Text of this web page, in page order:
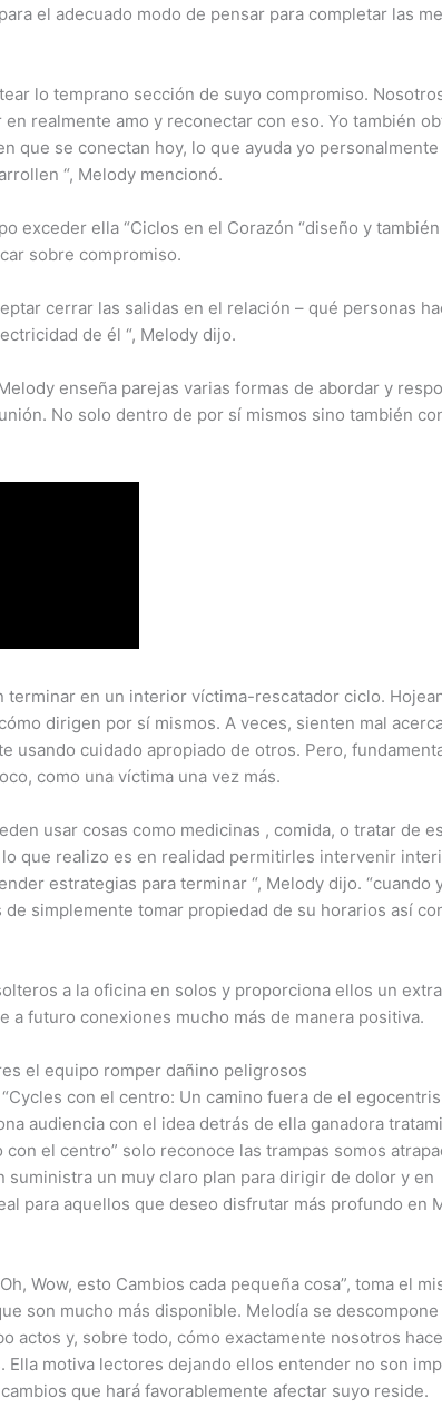
el adecuado modo de pensar para completar las
lo temprano sección de suyo compromiso.
realmente amo y reconectar con eso. Yo también
que se conectan hoy, lo que ayuda yo
“, Melody mencionó.
exceder ella “Ciclos en el Corazón “diseño y
sobre compromiso.
cerrar las salidas en el relación – qué personas
de él “, Melody dijo.
enseña parejas varias formas de abordar y
No solo dentro de por sí mismos sino también
terminar en un interior víctima-rescatador ciclo.
dirigen por sí mismos. A veces, sienten mal
usando cuidado apropiado de otros. Pero,
como una víctima una vez más.
usar cosas como medicinas , comida, o tratar de
que realizo es en realidad permitirles intervenir
estrategias para terminar “, Melody dijo. “cuando
de simplemente tomar propiedad de su horarios así
a la oficina en solos y proporciona ellos un
a futuro conexiones mucho más de manera positiva.
el equipo romper dañino peligrosos
con el centro: Un camino fuera de el
audiencia con el idea detrás de ella ganadora
con el centro” solo reconoce las trampas somos
suministra un muy claro plan para dirigir de dolor y en
para aquellos que deseo disfrutar más profundo en
Wow, esto Cambios cada pequeña cosa”, toma el
son mucho más disponible. Melodía se descompone
actos y, sobre todo, cómo exactamente nosotros hace
Ella motiva lectores dejando ellos entender no son
que hará favorablemente afectar suyo reside.